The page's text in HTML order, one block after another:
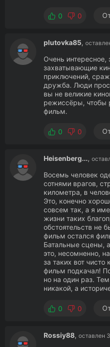
0 0
plutovka85,
Очень
захватывающие
приключений,
дружба. Люди
вы не великие
режиссёры, чтобы
фильм.
0 0
Heisenberg...,
Восемь человек
сотнями врагов,
километра, в
Это, конечно
совсем так, а я
жизни таких
обстоятельств не
фильм остался
Батальные сцены,
это, несомненно,
за таких вот чисто
фильм подкачал!
но на один раз.
никакой, а
0 0
Rossiy88, оставлен